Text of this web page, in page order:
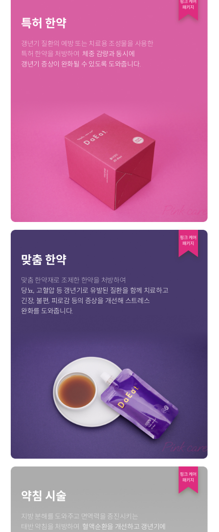
핑크 케어
패키지
특허 한약
갱년기 질환의 예방 또는 치료용 조성물을 사용한
특허 한약을 처방하여 체중 감량과 동시에
갱년기 증상이 완화될 수 있도록 도와줍니다.
핑크 케어
패키지
맞춤 한약
맞춤 한약재로 조제한 한약을 처방하여
당뇨, 고혈압 등 갱년기로 유발된 질환을 함께 치료하고
긴장, 불편, 피로감 등의 증상을 개선해 스트레스
완화를 도와줍니다.
핑크 케어
패키지
약침 시술
지방 분해를 도와주고 면역력을 증진시키는
태반 약침을 처방하여 혈액순환을 개선하고 갱년기에